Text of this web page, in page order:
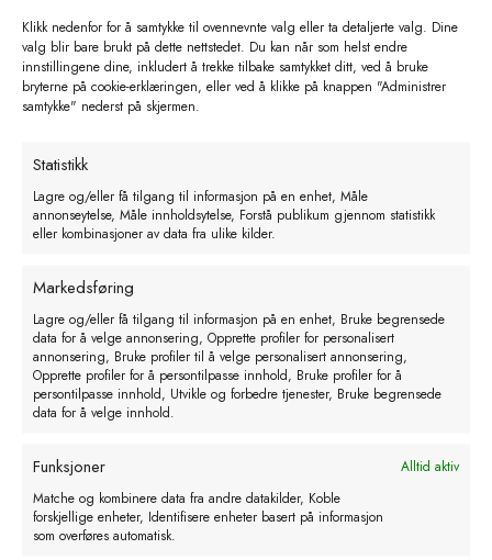
Klikk nedenfor for å samtykke til ovennevnte valg eller ta detaljerte valg. Dine
valg blir bare brukt på dette nettstedet. Du kan når som helst endre
innstillingene dine, inkludert å trekke tilbake samtykket ditt, ved å bruke
bryterne på cookie-erklæringen, eller ved å klikke på knappen "Administrer
samtykke" nederst på skjermen.
Statistikk
Lagre og/eller få tilgang til informasjon på en enhet, Måle
annonseytelse, Måle innholdsytelse, Forstå publikum gjennom statistikk
eller kombinasjoner av data fra ulike kilder.
Markedsføring
Lagre og/eller få tilgang til informasjon på en enhet, Bruke begrensede
data for å velge annonsering, Opprette profiler for personalisert
annonsering, Bruke profiler til å velge personalisert annonsering,
Opprette profiler for å persontilpasse innhold, Bruke profiler for å
persontilpasse innhold, Utvikle og forbedre tjenester, Bruke begrensede
data for å velge innhold.
Funksjoner
Alltid aktiv
Matche og kombinere data fra andre datakilder, Koble
forskjellige enheter, Identifisere enheter basert på informasjon
som overføres automatisk.
Suevia T-stykke 90° – R¾”
kr39,00 eks. MVA